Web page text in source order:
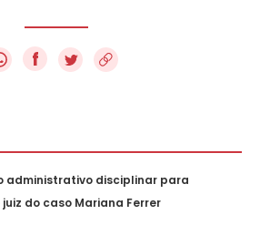
f
administrativo disciplinar para
do caso Mariana Ferrer